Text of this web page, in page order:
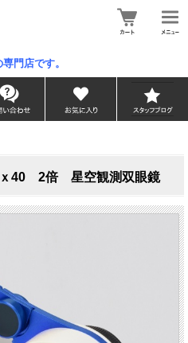
門店です。
40 2倍 星空観測双眼鏡